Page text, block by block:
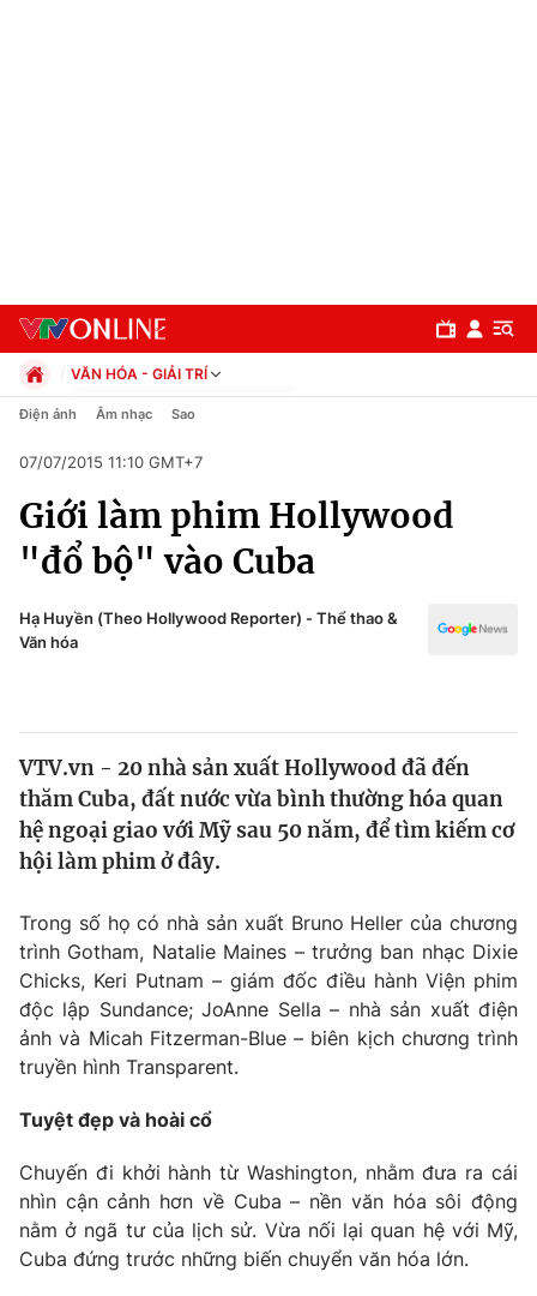
Chuyên mục
Chính trị
Xã hội
Y tế
Thế giới
Tin tức
Thế giới đó đây
Câu chuyện quốc tế
Tài chính
Thị trường
Góc doanh nghiệp
Dữ liệu và đời sống
Truyền hình
Phim VTV
Hậu trường
Nhân vật
Khán giả
Giải sao mai
Âm nhạc
Sao
Đời sống
Du lịch
Làm đẹp
Giáo dục
VĂN HÓA - GIẢI TRÍ
Chính trị
Pháp luật
Kinh tế
Thể thao
Truyền hình
Y tế
Điện ảnh Âm nhạc Sao
07/07/2015 11:10 GMT+7
Giới làm phim Hollywood
"đổ bộ" vào Cuba
Hạ Huyền (Theo Hollywood Reporter) - Thể thao &
Văn hóa
VTV.vn - 20 nhà sản xuất Hollywood đã đến
thăm Cuba, đất nước vừa bình thường hóa quan
hệ ngoại giao với Mỹ sau 50 năm, để tìm kiếm cơ
hội làm phim ở đây.
Trong số họ có nhà sản xuất Bruno Heller của chương
trình Gotham, Natalie Maines – trưởng ban nhạc Dixie
Chicks, Keri Putnam – giám đốc điều hành Viện phim
độc lập Sundance; JoAnne Sella – nhà sản xuất điện
ảnh và Micah Fitzerman-Blue – biên kịch chương trình
truyền hình Transparent.
Tuyệt đẹp và hoài cổ
Chuyến đi khởi hành từ Washington, nhằm đưa ra cái
nhìn cận cảnh hơn về Cuba – nền văn hóa sôi động
nằm ở ngã tư của lịch sử. Vừa nối lại quan hệ với Mỹ,
Cuba đứng trước những biến chuyển văn hóa lớn.